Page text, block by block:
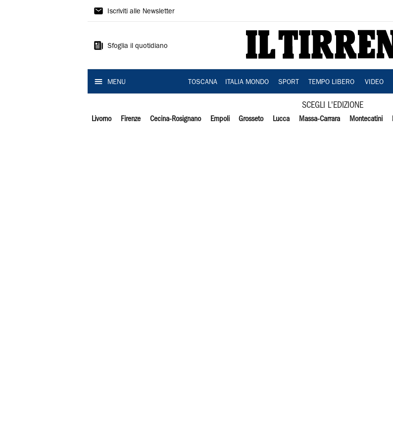
Il
Iscriviti alle Newsletter
Sfoglia il quotidiano
MENU TOSCANA ITALIA MONDO SPORT TEMPO LIBERO VIDEO
SCEGLI L'EDIZIONE
Livorno Firenze Cecina-Rosignano Empoli Grosseto Lucca Massa-Carrara Montecatini